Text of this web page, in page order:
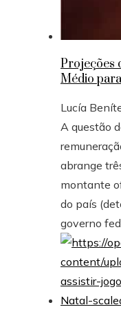
Projeções
Médio
Lucía
A questão
abrange
montante
do país
governo